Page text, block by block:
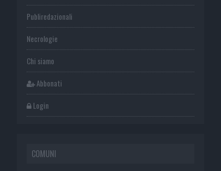
Publiredazionali
Necrologie
Chi siamo
Abbonati
Login
COMUNI